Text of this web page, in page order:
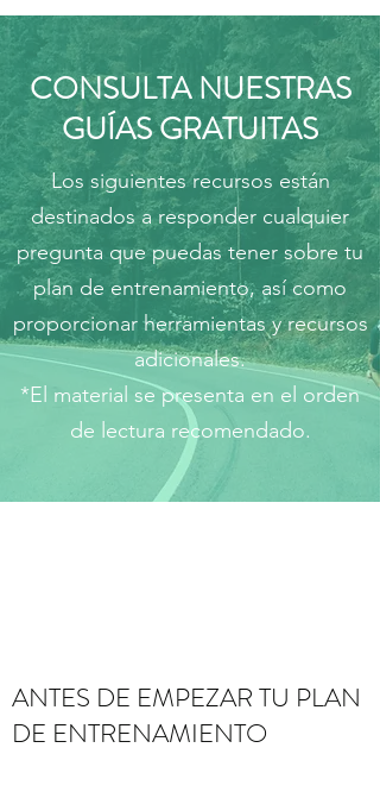
CONSULTA NUESTRAS
GUÍAS GRATUITAS
Los siguientes recursos están
destinados a responder cualquier
pregunta que puedas tener sobre tu
plan de entrenamiento, así como
proporcionar herramientas y recursos
adicionales.
*El material se presenta en el orden
de lectura recomendado.
ANTES DE EMPEZAR TU PLAN
DE ENTRENAMIENTO